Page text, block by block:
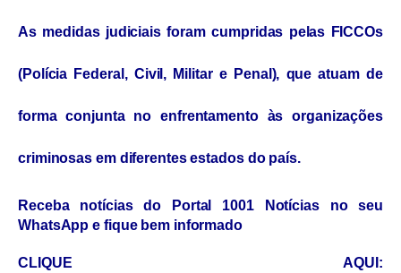
As medidas judiciais foram cumpridas pelas FICCOs
(Polícia Federal, Civil, Militar e Penal), que atuam de
forma conjunta no enfrentamento às organizações
criminosas em diferentes estados do país.
Receba notícias do Portal 1001 Notícias no seu
WhatsApp e fique bem informado
CLIQUE AQUI: